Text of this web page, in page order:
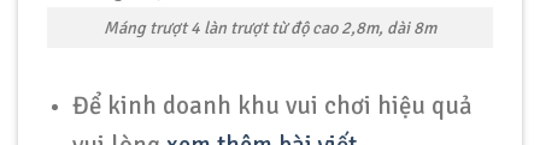
Máng trượt 4 làn trượt từ độ cao 2,8m, dài 8m
Để kinh doanh khu vui chơi hiệu quả